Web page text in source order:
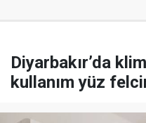
Diyarbakır’da
kullanım yüz